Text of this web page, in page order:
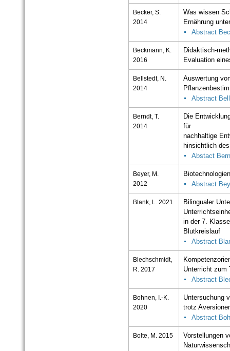
Becker, S.
2014
Was wissen
Ernährung
Abstract
Beckmann, K.
2016
Didaktisch-
Evaluation
Bellstedt, N.
2014
Auswertung
Abstract
Berndt, T.
2014
Die
für
nachhaltige
hinsichtlich
Abstact
Beyer, M.
2012
Abstract
Blank, L. 2021
Bilingualer
in der 7.
Blutkreislauf
Abstract
Blechschmidt,
R. 2017
Unterricht zum
Abstract
Bohnen, I.-K.
2020
Untersuchung
trotz
Abstract
Bolte, M. 2015
Vorstellungen